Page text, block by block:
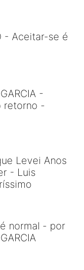
- Aceitar-se é
-
retorno -
Levei Anos
- Luis
normal - por